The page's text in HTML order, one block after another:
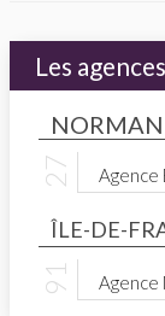
Les
Agence
ÎLE-DE-
Agence